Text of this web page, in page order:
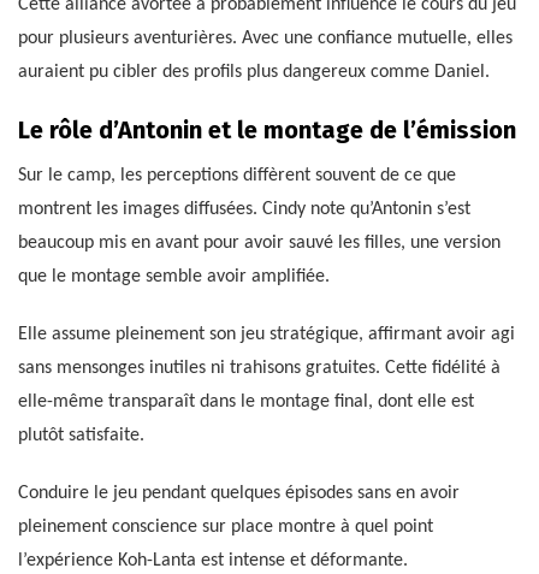
Cette alliance avortée a probablement influencé le cours du jeu
pour plusieurs aventurières. Avec une confiance mutuelle, elles
auraient pu cibler des profils plus dangereux comme Daniel.
Le rôle d’Antonin et le montage de l’émission
Sur le camp, les perceptions diffèrent souvent de ce que
montrent les images diffusées. Cindy note qu’Antonin s’est
beaucoup mis en avant pour avoir sauvé les filles, une version
que le montage semble avoir amplifiée.
Elle assume pleinement son jeu stratégique, affirmant avoir agi
sans mensonges inutiles ni trahisons gratuites. Cette fidélité à
elle-même transparaît dans le montage final, dont elle est
plutôt satisfaite.
Conduire le jeu pendant quelques épisodes sans en avoir
pleinement conscience sur place montre à quel point
l’expérience Koh-Lanta est intense et déformante.